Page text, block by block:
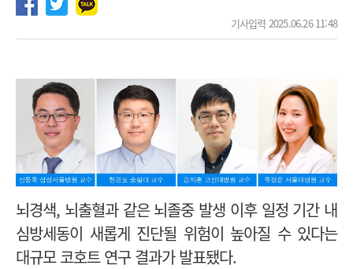
기사입력 2025.06.26 11:48
뇌경색, 뇌출혈과 같은 뇌졸중 발생 이후 일정 기간 내
심방세동이 새롭게 진단될 위험이 높아질 수 있다는
대규모 코호트 연구 결과가 발표됐다.